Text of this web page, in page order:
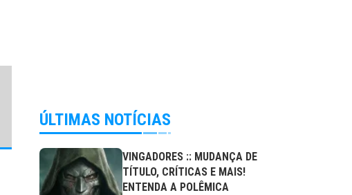
ÚLTIMAS NOTÍCIAS
VINGADORES :: MUDANÇA DE
TÍTULO, CRÍTICAS E MAIS!
ENTENDA A POLÊMICA